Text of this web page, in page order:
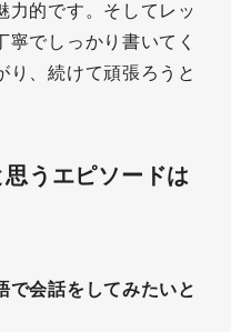
力的です。そしてレッ
でしっかり書いてく
り、続けて頑張ろうと
うエピソードは
で会話をしてみたいと